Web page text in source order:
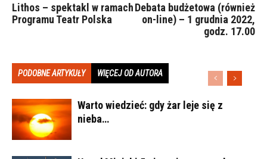
Lithos – spektakl w ramach
Programu Teatr Polska
Debata budżetowa (również
on-line) – 1 grudnia 2022,
godz. 17.00
PODOBNE ARTYKUŁY WIĘCEJ OD AUTORA
Warto wiedzieć: gdy żar leje się z
nieba…